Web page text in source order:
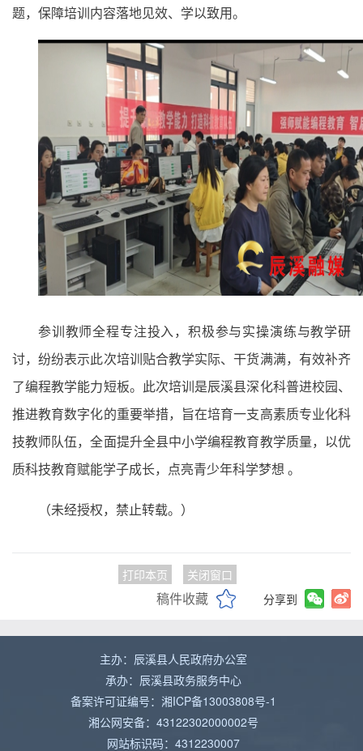
题，保障培训内容落地见效、学以致用。
参训教师全程专注投入，积极参与实操演练与教学研
讨，纷纷表示此次培训贴合教学实际、干货满满，有效补齐
了编程教学能力短板。此次培训是辰溪县深化科普进校园、
推进教育数字化的重要举措，旨在培育一支高素质专业化科
技教师队伍，全面提升全县中小学编程教育教学质量，以优
质科技教育赋能学子成长，点亮青少年科学梦想 。
（未经授权，禁止转载。）
打印本页 关闭窗口
稿件收藏 分享到
主办：辰溪县人民政府办公室
承办：辰溪县政务服务中心
备案许可证编号：湘ICP备13003808号-1
湘公网安备：43122302000002号
网站标识码：4312230007